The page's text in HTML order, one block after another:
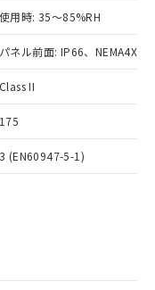
使用時: 35～85%RH
パネル前面: IP66、NEMA4X,
Class II
175
3 (EN60947-5-1)
上で当社にご
ついて、当社
が、当社の製
客様との取
用すること
"個人情報
の「1.共同利
ている法人を
ド
ードするこ
有証明書
準）
有を証明す
を証明する
キャンセル